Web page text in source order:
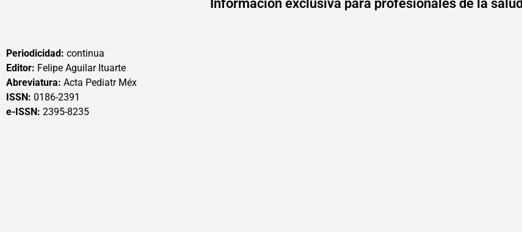
Información exclusiva para profesionales de la salud
Periodicidad: continua
Editor: Felipe Aguilar Ituarte
Abreviatura: Acta Pediatr Méx
ISSN: 0186-2391
e-ISSN: 2395-8235